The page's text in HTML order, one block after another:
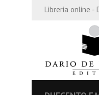
Libreria online -